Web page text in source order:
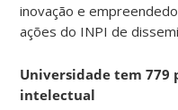
inovação e
ações do INPI de
Universidade tem 779
intelectual